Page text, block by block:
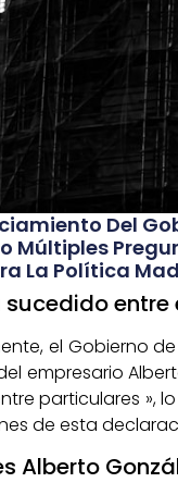
Del
Múltiples
La Política
sucedido
el Gobierno
empresario
particulares »,
de esta
Alberto